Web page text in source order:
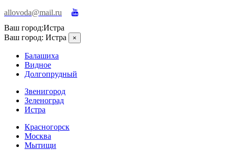
allovoda@mail.ru
Ваш город:Истра
Ваш город: Истра ×
Балашиха
Видное
Долгопрудный
Звенигород
Зеленоград
Истра
Красногорск
Москва
Мытищи